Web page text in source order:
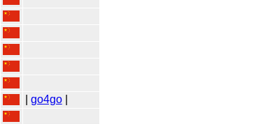
go4go|